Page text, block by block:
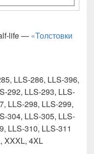
life — «Толстовки
LLS-286, LLS-396,
292, LLS-293, LLS-
LLS-298, LLS-299,
304, LLS-305, LLS-
LLS-310, LLS-311
XXXL, 4XL